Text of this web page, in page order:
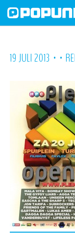
19 JULI 2013 • •